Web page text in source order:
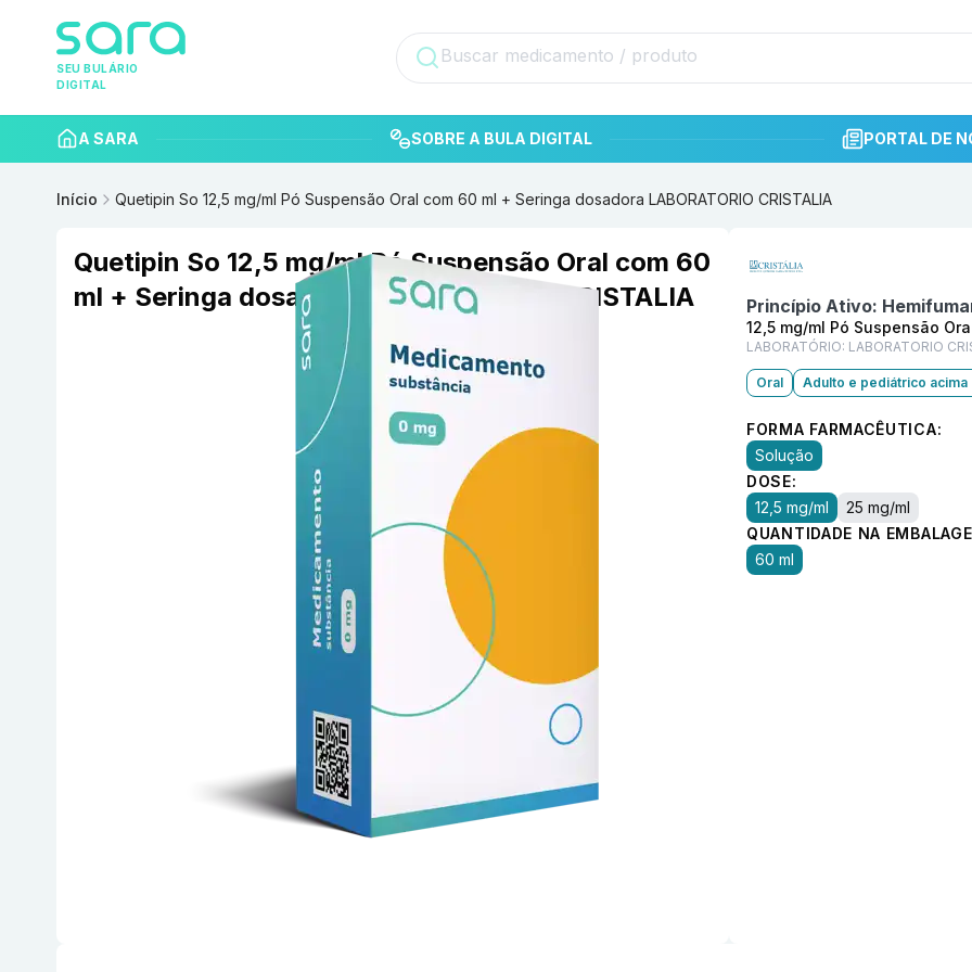
SEU BULÁRIO
DIGITAL
A SARA SOBRE A BULA DIGITAL PORTAL DE
Início Quetipin So 12,5 mg/ml Pó Suspensão Oral com 60 ml + Seringa dosadora LABORATORIO CRISTALIA
Quetipin So 12,5 mg/ml Pó Suspensão Oral com 60
ml + Seringa dosadora LABORATORIO CRISTALIA
Princípio Ativo:
12,5 mg/ml Pó Suspensão
LABORATÓRIO: LABORATORIO
Oral Adulto e pediátrico acima
FORMA FARMACÊUTICA:
Solução
DOSE:
12,5 mg/ml
25 mg/ml
QUANTIDADE NA
60 ml